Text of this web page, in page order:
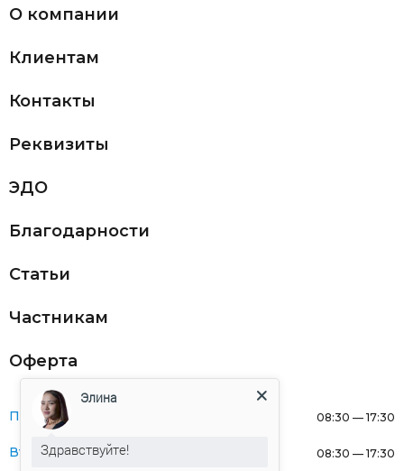
О компании
Клиентам
Контакты
Реквизиты
ЭДО
Благодарности
Статьи
Частникам
Оферта
Понедельник: 08:30 — 17:30
Вторник: 08:30 — 17:30
Элина
Здравствуйте!